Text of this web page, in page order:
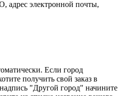
адрес электронной почты,
Если город
получить свой заказ в
"Другой город" начините